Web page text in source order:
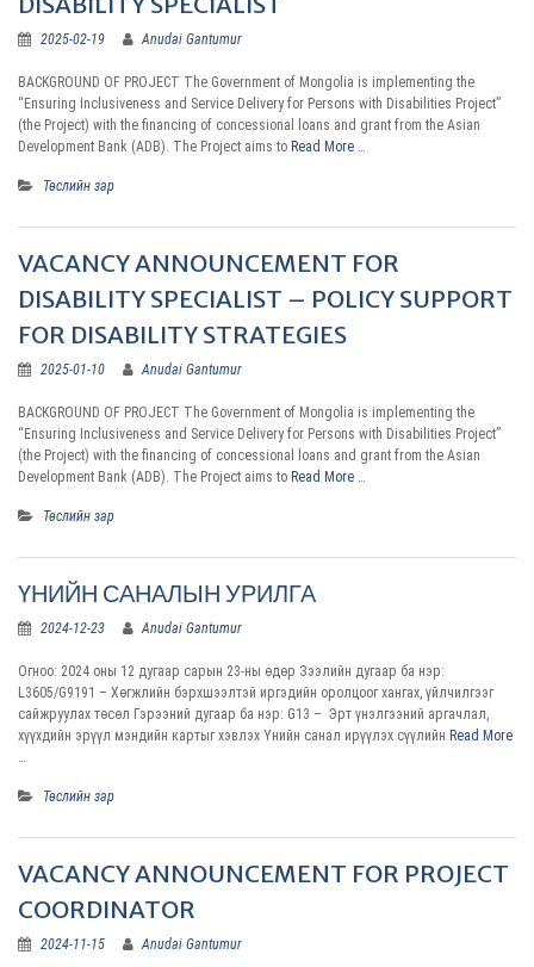
2025-02-19 Anudai Gantumur
BACKGROUND OF PROJECT The Government of Mongolia is implementing the
“Ensuring Inclusiveness and Service Delivery for Persons with Disabilities Project”
(the Project) with the financing of concessional loans and grant from the Asian
Development Bank (ADB). The Project aims to Read More …
Төслийн зар
VACANCY ANNOUNCEMENT FOR
DISABILITY SPECIALIST – POLICY SUPPORT
FOR DISABILITY STRATEGIES
2025-01-10 Anudai Gantumur
BACKGROUND OF PROJECT The Government of Mongolia is implementing the
“Ensuring Inclusiveness and Service Delivery for Persons with Disabilities Project”
(the Project) with the financing of concessional loans and grant from the Asian
Development Bank (ADB). The Project aims to Read More …
Төслийн зар
ҮНИЙН САНАЛЫН УРИЛГА
2024-12-23 Anudai Gantumur
Огноо: 2024 оны 12 дугаар сарын 23-ны өдөр Зээлийн дугаар ба нэр:
L3605/G9191 – Хөгжлийн бэрхшээлтэй иргэдийн оролцоог хангах, үйлчилгээг
сайжруулах төсөл Гэрээний дугаар ба нэр: G13 – Эрт үнэлгээний аргачлал,
хүүхдийн эрүүл мэндийн картыг хэвлэх Үнийн санал ирүүлэх сүүлийн Read More
…
Төслийн зар
VACANCY ANNOUNCEMENT FOR PROJECT
COORDINATOR
2024-11-15 Anudai Gantumur